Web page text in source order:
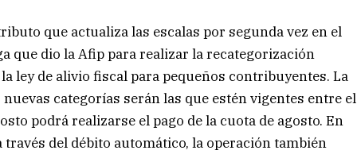
que actualiza las escalas por segunda vez en el
que dio la Afip para realizar la recategorización
ley de alivio fiscal para pequeños contribuyentes. La
categorías serán las que estén vigentes entre el
podrá realizarse el pago de la cuota de agosto. En
del débito automático, la operación también